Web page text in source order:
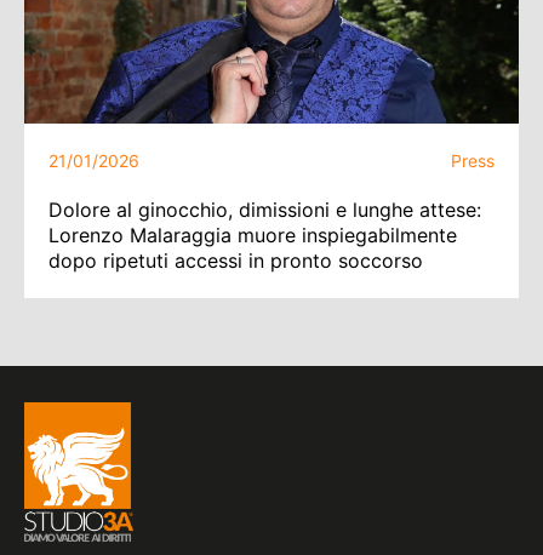
21/01/2026 Press
Dolore al ginocchio, dimissioni e lunghe attese:
Lorenzo Malaraggia muore inspiegabilmente
dopo ripetuti accessi in pronto soccorso